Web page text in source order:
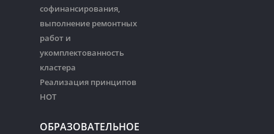
софинансирования,
выполнение ремонтных
работ и
укомплектованность
кластера
Реализация принципов
НОТ
ОБРАЗОВАТЕЛЬНОЕ